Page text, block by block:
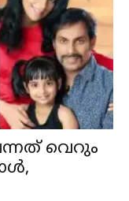
വെറും